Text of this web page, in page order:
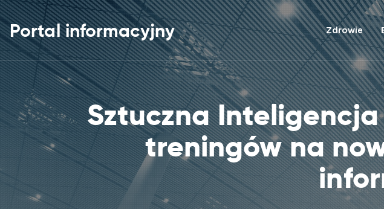
Portal informacyjny Zdrowie
Sztuczna
treningów na